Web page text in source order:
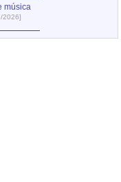
música
2026]